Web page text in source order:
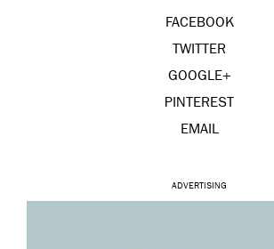
FACEBOOK
TWITTER
GOOGLE+
PINTEREST
EMAIL
ADVERTISING